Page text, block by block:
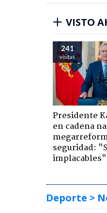
VISTO
241
visitas
Presidente
en cadena
seguridad:
implacables"
Deporte >